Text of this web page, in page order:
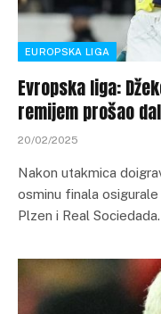
EUROPSKA LIGA
Evropska liga:
remijem prošao
20/02/2025
Nakon utakmica
osminu finala
Plzen i Real